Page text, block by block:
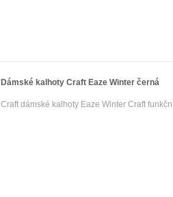
Dámské kalhoty Craft Eaze Winter černá
Craft dámské kalhoty Eaze Winter Craft